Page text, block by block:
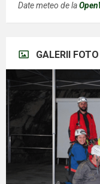
Date meteo de la
GALERII FOTO